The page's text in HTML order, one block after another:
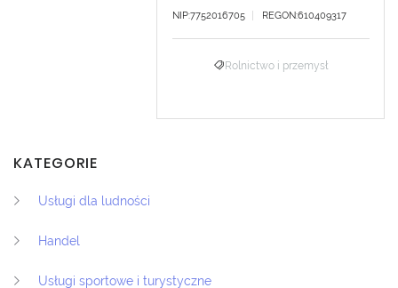
NIP:7752016705 REGON:610409317
Rolnictwo i przemysł
KATEGORIE
Usługi dla ludności
Handel
Usługi sportowe i turystyczne